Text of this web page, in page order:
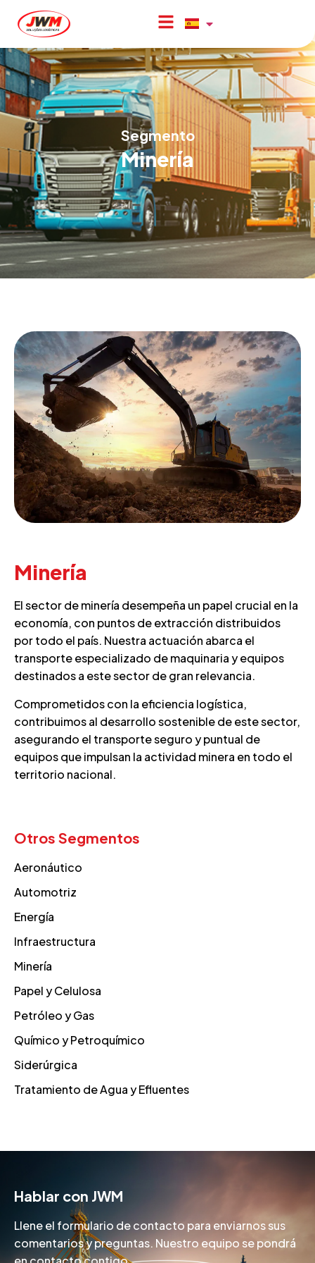
Segmento
Minería
Minería
El sector de minería desempeña un papel crucial en la
economía, con puntos de extracción distribuidos
por todo el país. Nuestra actuación abarca el
transporte especializado de maquinaria y equipos
destinados a este sector de gran relevancia.
Comprometidos con la eficiencia logística,
contribuimos al desarrollo sostenible de este sector,
asegurando el transporte seguro y puntual de
equipos que impulsan la actividad minera en todo el
territorio nacional.
Otros Segmentos
Aeronáutico
Automotriz
Energía
Infraestructura
Minería
Papel y Celulosa
Petróleo y Gas
Químico y Petroquímico
Siderúrgica
Tratamiento de Agua y Efluentes
Hablar con JWM
Llene el formulario de contacto para enviarnos sus
comentarios y preguntas. Nuestro equipo se pondrá